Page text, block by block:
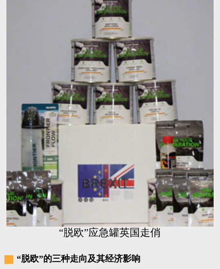
“脱欧”应急罐英国走俏
“脱欧”的三种走向及其经济影响